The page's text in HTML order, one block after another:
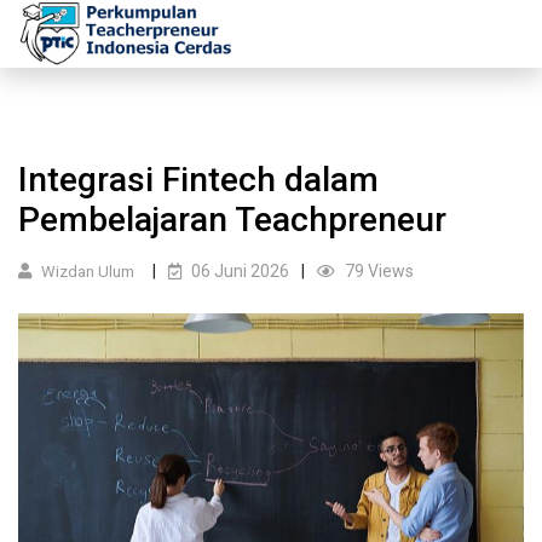
Integrasi Fintech dalam
Pembelajaran Teachpreneur
Wizdan Ulum 06 Juni 2026 79 Views